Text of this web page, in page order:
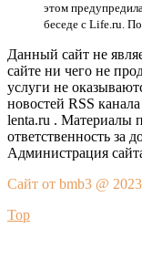
этом
беседе с Life.ru.
Данный сайт не
сайте ни чего не
услуги не
новостей RSS
lenta.ru . Материалы
ответственность за
Администрация
Сайт от bmb3 @ 2023
Top